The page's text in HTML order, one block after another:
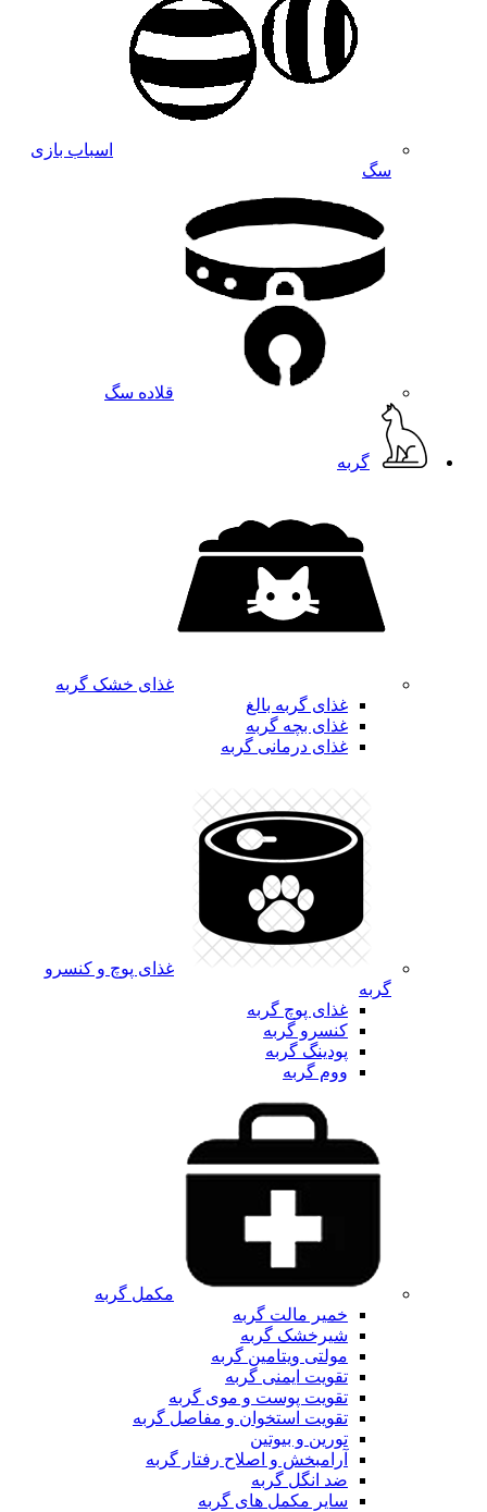
اسباب بازی
سگ
قلاده سگ
گربه
غذای خشک گربه
غذای گربه بالغ
غذای بچه گربه
غذای درمانی گربه
غذای پوچ و کنسرو
گربه
غذای پوچ گربه
کنسرو گربه
پودینگ گربه
ووم گربه
مکمل گربه
خمیر مالت گربه
شیرخشک گربه
مولتی ویتامین گربه
تقویت ایمنی گربه
تقویت پوست و موی گربه
تقویت استخوان و مفاصل گربه
تورین و بیوتین
آرامبخش و اصلاح رفتار گربه
ضد انگل گربه
سایر مکمل های گربه